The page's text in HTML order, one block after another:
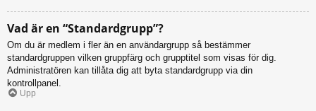
Vad är en “Standardgrupp”?
Om du är medlem i fler än en användargrupp så bestämmer
standardgruppen vilken gruppfärg och grupptitel som visas för dig.
Administratören kan tillåta dig att byta standardgrupp via din
kontrollpanel.
Upp